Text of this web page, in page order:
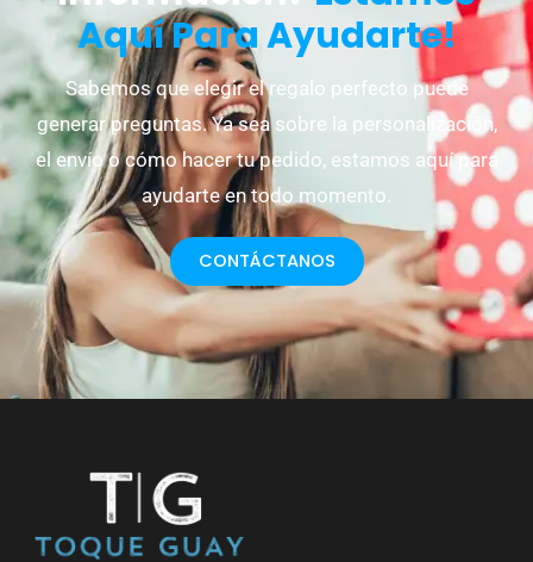
Aquí Para Ayudarte!
Sabemos que elegir el regalo perfecto puede
generar preguntas. Ya sea sobre la personalización,
el envío o cómo hacer tu pedido, estamos aquí para
ayudarte en todo momento.
CONTÁCTANOS